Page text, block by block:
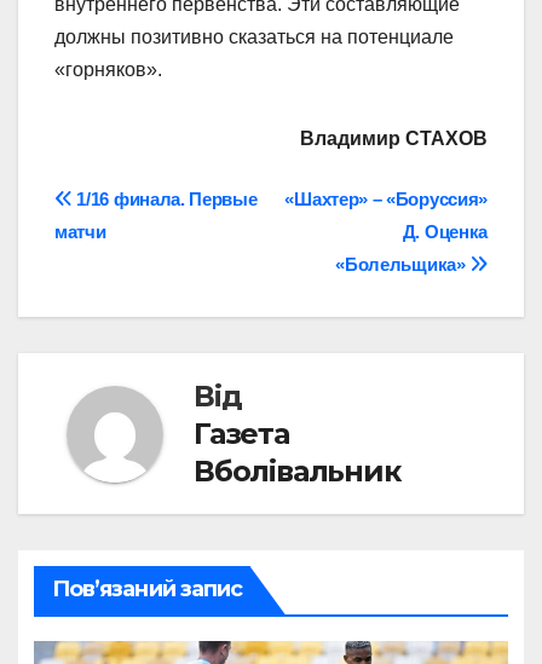
внутреннего первенства. Эти составляющие
должны позитивно сказаться на потенциале
«горняков».
Владимир СТАХОВ
Навігація
«Шахтер» – «Боруссия»
Д. Оценка
«Болельщика»
1/16 финала. Первые
матчи
Від
Газета
Вболівальник
Пов’язаний запис